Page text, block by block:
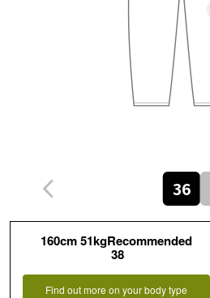
36
160cm 51kgRecommended
38
Find out more on your body type